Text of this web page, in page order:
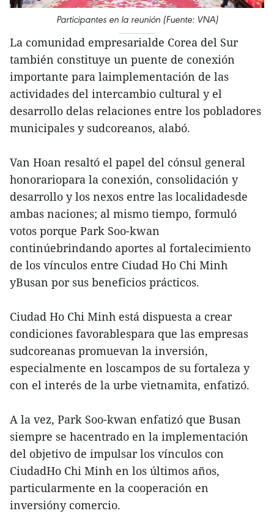
Participantes en la reunión (Fuente: VNA)
La comunidad empresarialde Corea del Sur
también constituye un puente de conexión
importante para laimplementación de las
actividades del intercambio cultural y el
desarrollo delas relaciones entre los pobladores
municipales y sudcoreanos, alabó.
Van Hoan resaltó el papel del cónsul general
honorariopara la conexión, consolidación y
desarrollo y los nexos entre las localidadesde
ambas naciones; al mismo tiempo, formuló
votos porque Park Soo-kwan
continúebrindando aportes al fortalecimiento
de los vínculos entre Ciudad Ho Chi Minh
yBusan por sus beneficios prácticos.
Ciudad Ho Chi Minh está dispuesta a crear
condiciones favorablespara que las empresas
sudcoreanas promuevan la inversión,
especialmente en loscampos de su fortaleza y
con el interés de la urbe vietnamita, enfatizó.
A la vez, Park Soo-kwan enfatizó que Busan
siempre se hacentrado en la implementación
del objetivo de impulsar los vínculos con
CiudadHo Chi Minh en los últimos años,
particularmente en la cooperación en
inversióny comercio.